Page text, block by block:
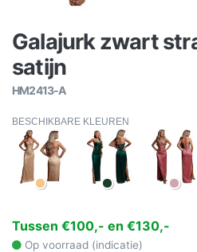
Galajurk zwart
satijn
HM2413-A
BESCHIKBARE KLEUREN
Tussen €100,- en €130,-
Op voorraad (indicatie)